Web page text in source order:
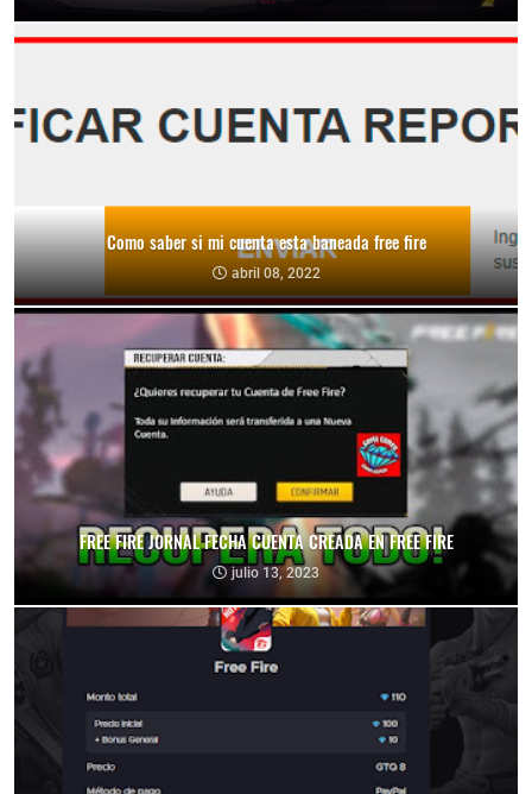
Como saber si mi cuenta esta baneada free fire
abril 08, 2022
FREE FIRE JORNAL FECHA CUENTA CREADA EN FREE FIRE
julio 13, 2023